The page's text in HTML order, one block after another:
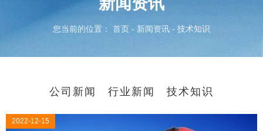
您当前的位置： 首页 - 新闻资讯 - 技术知识
公司新闻 行业新闻 技术知识
2022-12-15